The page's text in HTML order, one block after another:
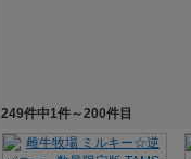
249件中1件～200件目